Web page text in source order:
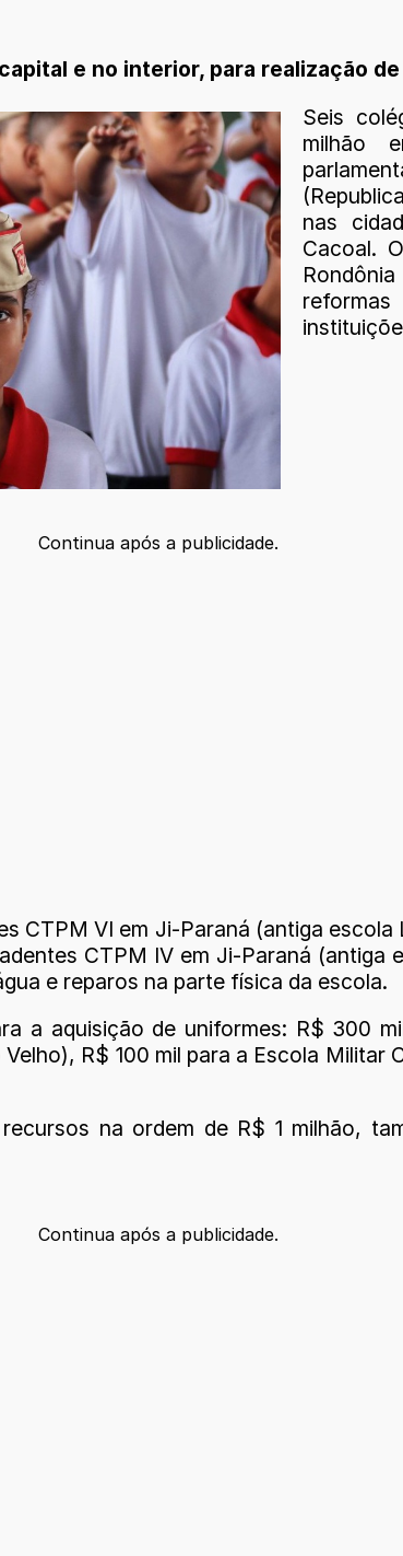
e no interior, para realização
Seis
milhão
nas
Cacoal.
Continua após a publicidade.
CTPM VI em Ji-Paraná (antiga
CTPM IV em Ji-Paraná (antiga
e reparos na parte física da escola.
a aquisição de uniformes: R$ 300
R$ 100 mil para a Escola Militar
na ordem de R$ 1 milhão,
Continua após a publicidade.